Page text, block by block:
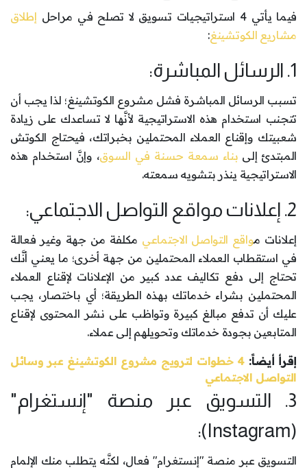
فيما يأتي 4 استراتيجيات تسويق لا تصلح في مراحل
إطلاق
مشاريع الكوتشينغ:
1. الرسائل المباشرة:
تسبب الرسائل المباشرة فشل مشروع الكوتشينغ؛ لذا يجب أن
تتجنب استخدام هذه الاستراتيجية لأنَّها لا تساعدك على زيادة
شعبيتك وإقناع العملاء المحتملين بخبراتك، فيحتاج الكوتش
المبتدئ إلى بناء سمعة حسنة في السوق، وإنَّ استخدام هذه
الاستراتيجية ينذر بتشويه سمعته.
2. إعلانات مواقع التواصل الاجتماعي:
إعلانات مواقع التواصل الاجتماعي مكلفة من جهة وغير فعالة
في استقطاب العملاء المحتملين من جهة أخرى؛ ما يعني أنَّك
تحتاج إلى دفع تكاليف عدد كبير من الإعلانات لإقناع العملاء
المحتملين بشراء خدماتك بهذه الطريقة؛ أي باختصار، يجب
عليك أن تدفع مبالغ كبيرة وتواظب على نشر المحتوى لإقناع
المتابعين بجودة خدماتك وتحويلهم إلى عملاء.
إقرأ أيضاً:
4 خطوات لترويج مشروع الكوتشينغ عبر وسائل
التواصل الاجتماعي
3. التسويق عبر منصة "إنستغرام"
(Instagram):
التسويق عبر منصة "إنستغرام" فعال، لكنَّه يتطلب منك الإلمام